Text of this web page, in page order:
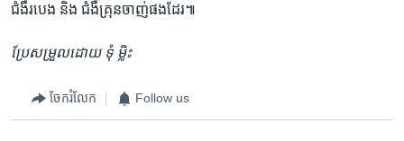
ជំងឺ​របេង និង ជំងឺ​គ្រុនចាញ់​ផង​ដែរ៕​
ប្រែ​សម្រួល​ដោយ​ ទុំ ម្លិះ​
ចែករំលែក Follow us